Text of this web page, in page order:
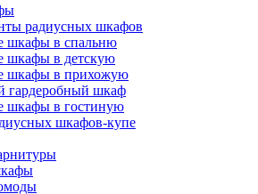
радиусных шкафов
шкафы в спальню
шкафы в детскую
шкафы в прихожую
гардеробный шкаф
шкафы в гостиную
шкафов-купе